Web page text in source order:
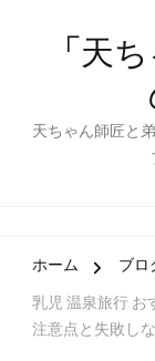
「天
天ちゃん師匠と
ホーム ブロ
乳児 温泉旅行
注意点と失敗し